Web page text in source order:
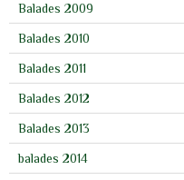
Balades 2009
Balades 2010
Balades 2011
Balades 2012
Balades 2013
balades 2014